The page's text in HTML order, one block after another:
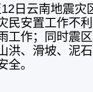
日云南地震灾
民安置工作不
工作；同时震
洪、滑坡、泥
全。